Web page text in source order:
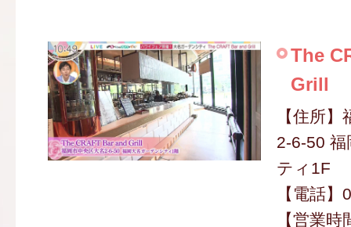
The
Grill
【住所
2-6-50
ティ1F
【電話
【営業